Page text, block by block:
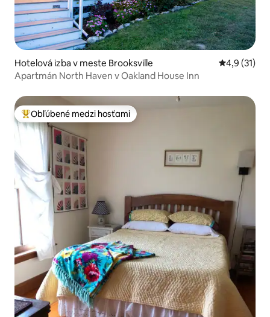
Hotelová izba v meste Brooksville Priemerné
4,9 (31)
Apartmán North Haven v Oakland House Inn
Najobľúbenejšie medzi hosťami
Obľúbené medzi hosťami